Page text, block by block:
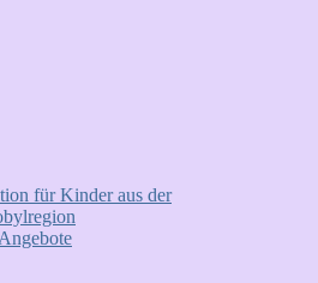
für Kinder aus der